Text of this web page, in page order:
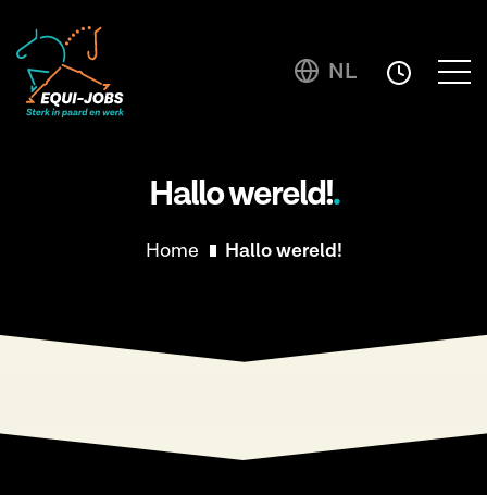
NL
Hallo wereld!
Home Hallo wereld!